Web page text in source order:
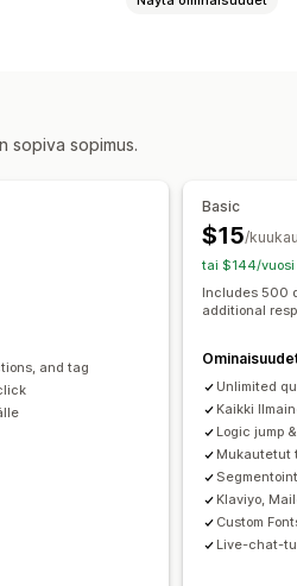
koodi
Automaatiot
Monikielisyys
tehokkuus
sopiva sopimus.
and tag
Basic
$15/
tai $144/
Includes 500
additional
Unlimited
Kaikki
Logic jump
Mukautetut
Klaviyo,
Custom
Live-chat-